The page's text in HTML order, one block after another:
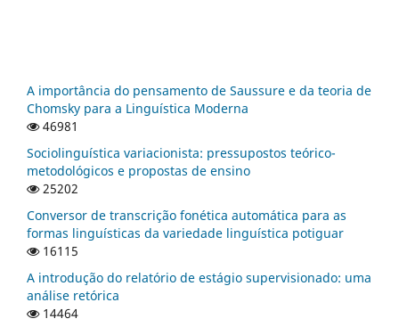
A importância do pensamento de Saussure e da teoria de
Chomsky para a Linguística Moderna
46981
Sociolinguística variacionista: pressupostos teórico-
metodológicos e propostas de ensino
25202
Conversor de transcrição fonética automática para as
formas linguísticas da variedade linguística potiguar
16115
A introdução do relatório de estágio supervisionado: uma
análise retórica
14464